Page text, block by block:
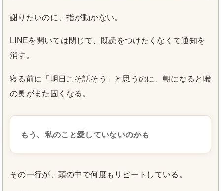
謝りたいのに、指が動かない。
LINEを開いては閉じて、既読をつけたくなくて通知を
消す。
寝る前に「明日こそ話そう」と思うのに、朝になると喉
の奥がまた固くなる。
もう、私のこと愛していないのかも
その一行が、頭の中で何度もリピートしている。